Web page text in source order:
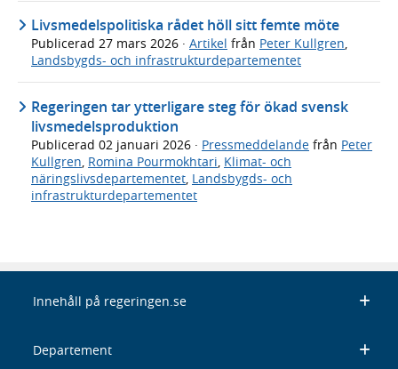
Livsmedelspolitiska rådet höll sitt femte möte
Publicerad 27 mars 2026 · Artikel från Peter Kullgren,
Landsbygds- och infrastrukturdepartementet
Regeringen tar ytterligare steg för ökad svensk
livsmedelsproduktion
Publicerad 02 januari 2026 · Pressmeddelande från Peter
Kullgren Romina Pourmokhtari Klimat- och
näringslivsdepartementet Landsbygds- och
infrastrukturdepartementet
Innehåll på regeringen.se
Departement